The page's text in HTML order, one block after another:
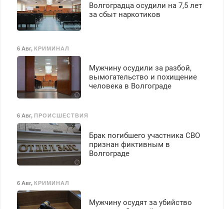
Волгоградца осудили на 7,5 лет
за сбыт наркотиков
6 Авг, КРИМИНАЛ
Мужчину осудили за разбой,
вымогательство и похищение
человека в Волгограде
6 Авг, ПРОИСШЕСТВИЯ
Брак погибшего участника СВО
признан фиктивным в
Волгограде
6 Авг, КРИМИНАЛ
Мужчину осудят за убийство